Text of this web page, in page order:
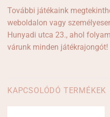
További játékaink
weboldalon vagy
Hunyadi utca 23., ahol
várunk minden játékrajongót!
KAPCSOLÓDÓ TERMÉKEK